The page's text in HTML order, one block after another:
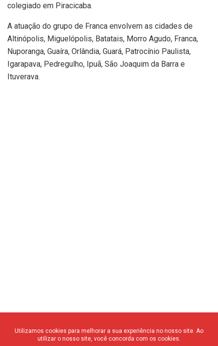
colegiado em Piracicaba.
A atuação do grupo de Franca envolvem as cidades de
Altinópolis, Miguelópolis, Batatais, Morro Agudo, Franca,
Nuporanga, Guaíra, Orlândia, Guará, Patrocínio Paulista,
Igarapava, Pedregulho, Ipuã, São Joaquim da Barra e
Ituverava.